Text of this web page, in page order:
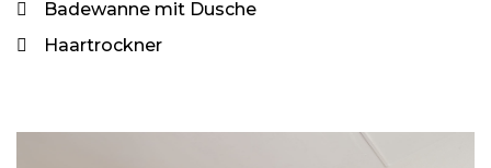
Badewanne mit Dusche
Haartrockner